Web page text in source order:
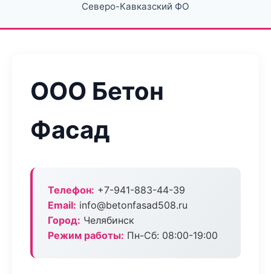
Северо-Кавказский ФО
ООО Бетон
Фасад
Телефон: +7-941-883-44-39
Email: info@betonfasad508.ru
Город: Челябинск
Режим работы: Пн-Сб: 08:00-19:00